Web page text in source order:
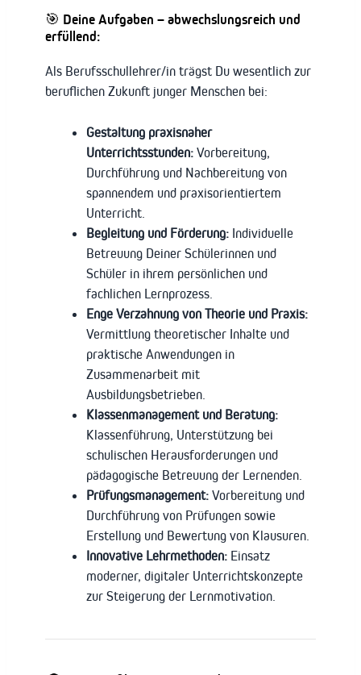
🎯 Deine Aufgaben – abwechslungsreich und
erfüllend:
Als Berufsschullehrer/in trägst Du wesentlich zur
beruflichen Zukunft junger Menschen bei:
Gestaltung praxisnaher
Unterrichtsstunden: Vorbereitung,
Durchführung und Nachbereitung von
spannendem und praxisorientiertem
Unterricht.
Begleitung und Förderung: Individuelle
Betreuung Deiner Schülerinnen und
Schüler in ihrem persönlichen und
fachlichen Lernprozess.
Enge Verzahnung von Theorie und Praxis:
Vermittlung theoretischer Inhalte und
praktische Anwendungen in
Zusammenarbeit mit
Ausbildungsbetrieben.
Klassenmanagement und Beratung:
Klassenführung, Unterstützung bei
schulischen Herausforderungen und
pädagogische Betreuung der Lernenden.
Prüfungsmanagement: Vorbereitung und
Durchführung von Prüfungen sowie
Erstellung und Bewertung von Klausuren.
Innovative Lehrmethoden: Einsatz
moderner, digitaler Unterrichtskonzepte
zur Steigerung der Lernmotivation.